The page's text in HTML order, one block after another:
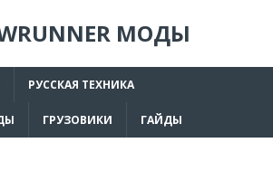
МОДЫ
РУССКАЯ ТЕХНИКА
ГРУЗОВИКИ ГАЙДЫ